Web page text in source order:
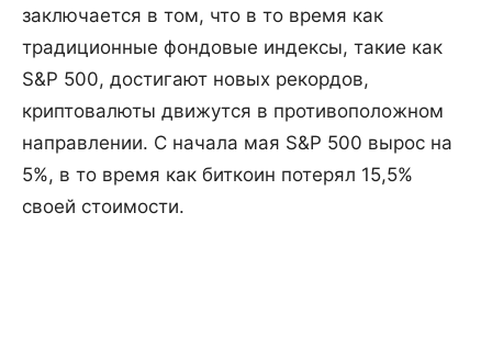
заключается в том, что в то время как
традиционные фондовые индексы, такие как
S&P 500, достигают новых рекордов,
криптовалюты движутся в противоположном
направлении. С начала мая S&P 500 вырос на
5%, в то время как биткоин потерял 15,5%
своей стоимости.